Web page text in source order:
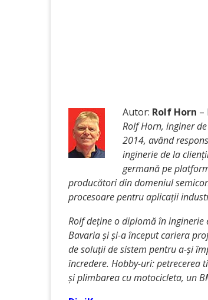
Autor: Rolf Horn –
Rolf Horn, inginer
2014, având
inginerie de la
germană pe
producători din domeniul
procesoare pentru aplicații
Rolf deține o diplomă în inginerie
Bavaria și și-a început cariera
de soluții de sistem pentru a-și
încredere. Hobby-uri:
și plimbarea cu motocicleta, un